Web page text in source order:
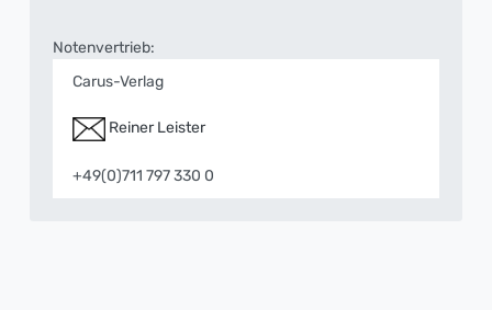
Notenvertrieb:
Carus-Verlag
Reiner Leister
+49(0)711 797 330 0